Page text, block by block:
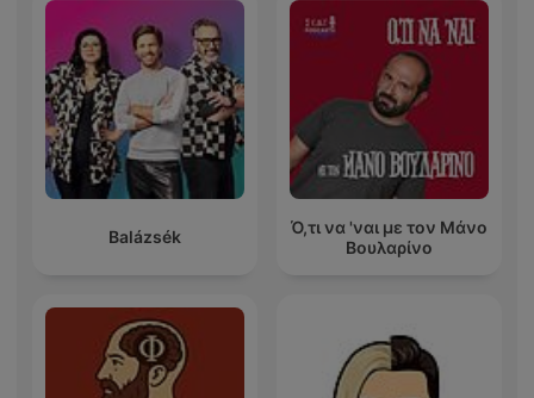
Balázsék
Ό,τι να 'ναι με τον Μάνο
Βουλαρίνο